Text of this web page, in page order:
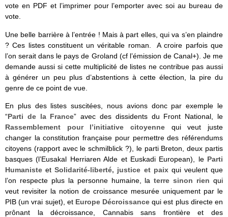
vote en PDF et l’imprimer pour l’emporter avec soi au bureau de
vote.
Une belle barrière à l’entrée ! Mais à part elles, qui va s’en plaindre
? Ces listes constituent un véritable roman. A croire parfois que
l’on serait dans le pays de Groland (cf l’émission de Canal+). Je me
demande aussi si cette multiplicité de listes ne contribue pas aussi
à générer un peu plus d’abstentions à cette élection, la pire du
genre de ce point de vue.
En plus des listes suscitées, nous avions donc par exemple le
“Parti de la France” avec des dissidents du Front National, le
Rassemblement pour l’initiative citoyenne qui veut juste
changer la constitution française pour permettre des référendums
citoyens (rapport avec le schmilblick ?), le parti Breton, deux partis
basques (l’Eusakal Herriaren Alde et Euskadi European), le Parti
Humaniste etSolidarité-liberté, justice et paixqui veulent que
l’on respecte plus la personne humaine, laterre sinon rien qui
veut revisiter la notion de croissance mesurée uniquement par le
PIB (un vrai sujet), et Europe Décroissance qui est plus directe en
prônant la décroissance, Cannabis sans frontière et des